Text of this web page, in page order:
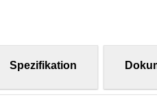
Spezifikation